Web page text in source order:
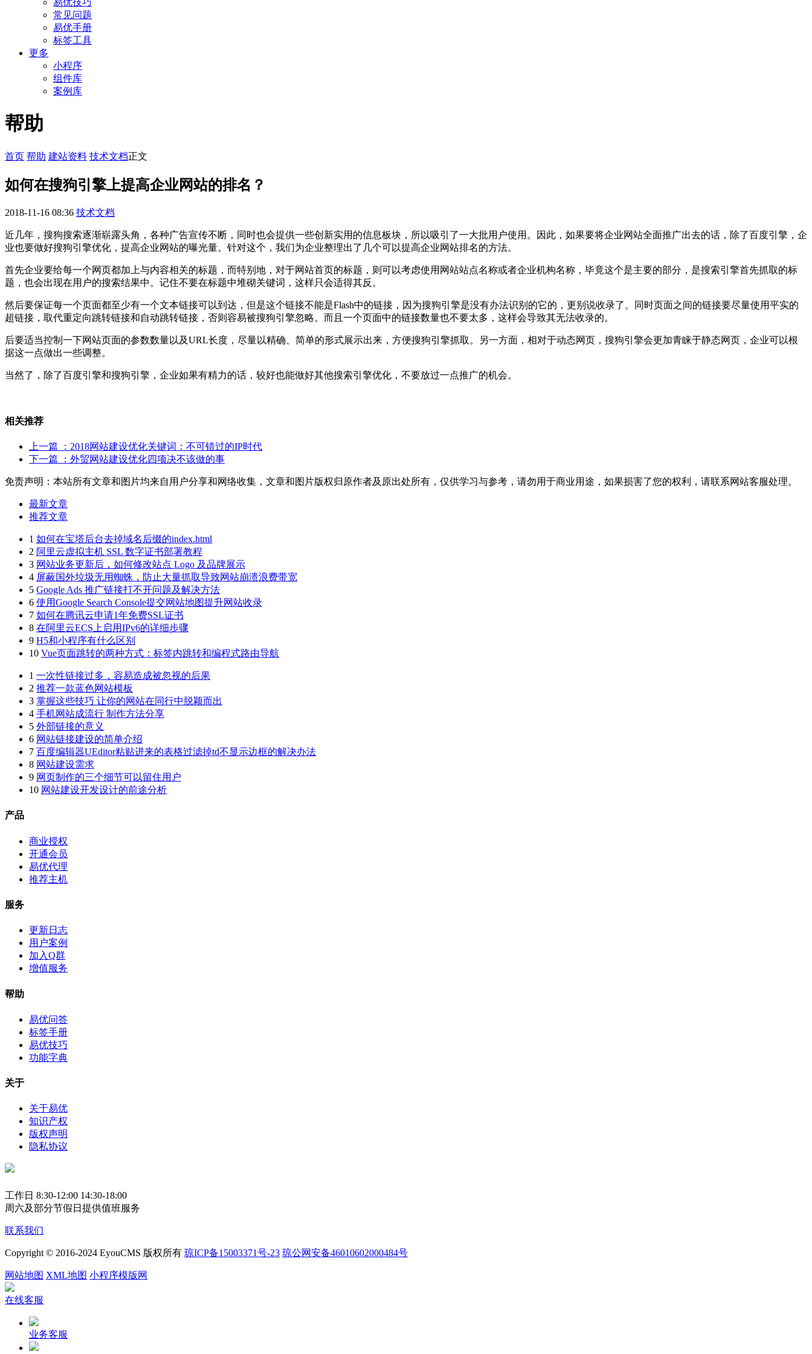
易优技巧
常见问题
易优手册
标签工具
更多
小程序
组件库
案例库
帮助
首页 帮助 建站资料 技术文档正文
如何在搜狗引擎上提高企业网站的排名？
2018-11-16 08:36 技术文档
近几年，搜狗搜索逐渐崭露头角，各种广告宣传不断，同时也会提供一些创新实用的信息板块，所以吸引了一大批用户使用。因此，如果要将企业网站全面推广出去的话，除了百度引擎，企
业也要做好搜狗引擎优化，提高企业网站的曝光量。针对这个，我们为企业整理出了几个可以提高企业网站排名的方法。
首先企业要给每一个网页都加上与内容相关的标题，而特别地，对于网站首页的标题，则可以考虑使用网站站点名称或者企业机构名称，毕竟这个是主要的部分，是搜索引擎首先抓取的标
题，也会出现在用户的搜索结果中。记住不要在标题中堆砌关键词，这样只会适得其反。
然后要保证每一个页面都至少有一个文本链接可以到达，但是这个链接不能是Flash中的链接，因为搜狗引擎是没有办法识别的它的，更别说收录了。同时页面之间的链接要尽量使用平实的
超链接，取代重定向跳转链接和自动跳转链接，否则容易被搜狗引擎忽略。而且一个页面中的链接数量也不要太多，这样会导致其无法收录的。
后要适当控制一下网站页面的参数数量以及URL长度，尽量以精确、简单的形式展示出来，方便搜狗引擎抓取。另一方面，相对于动态网页，搜狗引擎会更加青睐于静态网页，企业可以根
据这一点做出一些调整。
当然了，除了百度引擎和搜狗引擎，企业如果有精力的话，较好也能做好其他搜索引擎优化，不要放过一点推广的机会。
相关推荐
上一篇
：2018网站建设优化关键词：不可错过的IP时代
下一篇
：外贸网站建设优化四项决不该做的事
免责声明：本站所有文章和图片均来自用户分享和网络收集，文章和图片版权归原作者及原出处所有，仅供学习与参考，请勿用于商业用途，如果损害了您的权利，请联系网站客服处理。
最新文章
推荐文章
1 如何在宝塔后台去掉域名后缀的index.html
2 阿里云虚拟主机 SSL 数字证书部署教程
3 网站业务更新后，如何修改站点 Logo 及品牌展示
4 屏蔽国外垃圾无用蜘蛛，防止大量抓取导致网站崩溃浪费带宽
5 Google Ads 推广链接打不开问题及解决方法
6 使用Google Search Console提交网站地图提升网站收录
7 如何在腾讯云申请1年免费SSL证书
8 在阿里云ECS上启用IPv6的详细步骤
9 H5和小程序有什么区别
10 Vue页面跳转的两种方式：标签内跳转和编程式路由导航
1 一次性链接过多，容易造成被忽视的后果
2 推荐一款蓝色网站模板
3 掌握这些技巧 让你的网站在同行中脱颖而出
4 手机网站成流行 制作方法分享
5 外部链接的意义
6 网站链接建设的简单介绍
7 百度编辑器UEditor粘贴进来的表格过滤掉td不显示边框的解决办法
8 网站建设需求
9 网页制作的三个细节可以留住用户
10 网站建设开发设计的前途分析
产品
商业授权
开通会员
易优代理
推荐主机
服务
更新日志
用户案例
加入Q群
增值服务
帮助
易优问答
标签手册
易优技巧
功能字典
关于
关于易优
知识产权
版权声明
隐私协议
工作日 8:30-12:00 14:30-18:00
周六及部分节假日提供值班服务
联系我们
Copyright © 2016-2024 EyouCMS 版权所有 琼ICP备15003371号-23 琼公网安备46010602000484号
网站地图 XML地图 小程序模版网
在线客服
业务客服